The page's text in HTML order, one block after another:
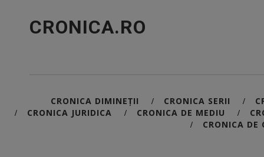
CRONICA.RO
CRONICA DIMINEȚII / CRONICA SERII /
/ CRONICA JURIDICA / CRONICA DE MEDIU /
/ CRONICA DE